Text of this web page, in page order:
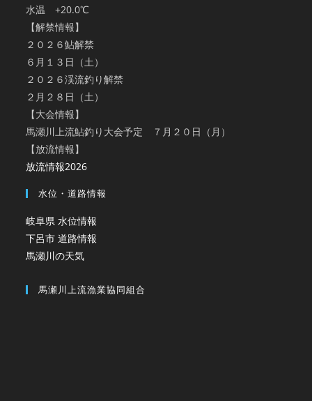
水温 +20.0℃
【解禁情報】
２０２６鮎解禁
６月１３日（土）
２０２６渓流釣り解禁
２月２８日（土）
【大会情報】
馬瀬川上流鮎釣り大会予定 ７月２０日（月）
【放流情報】
放流情報2026
水位・道路情報
岐阜県 水位情報
下呂市 道路情報
馬瀬川の天気
馬瀬川上流漁業協同組合